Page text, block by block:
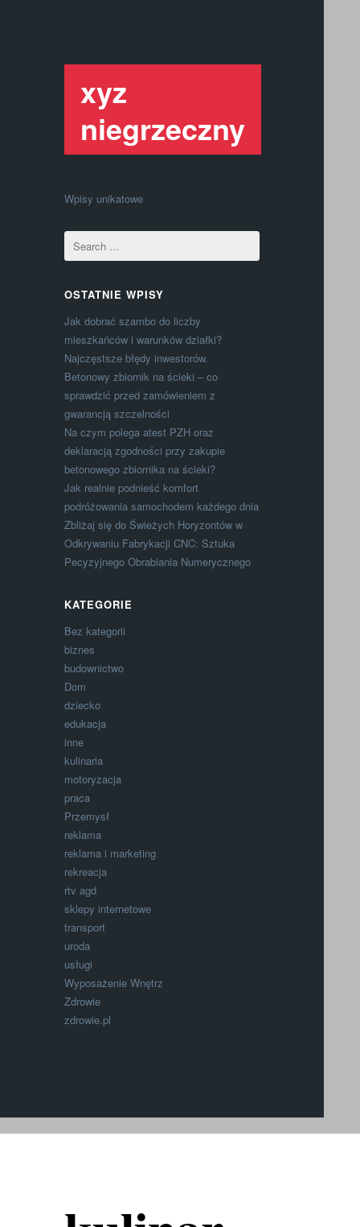
xyz
niegrzeczny
Wpisy unikatowe
OSTATNIE WPISY
Jak dobrać szambo do liczby
mieszkańców i warunków działki?
Najczęstsze błędy inwestorów.
Betonowy zbiornik na ścieki – co
sprawdzić przed zamówieniem z
gwarancją szczelności
Na czym polega atest PZH oraz
deklaracją zgodności przy zakupie
betonowego zbiornika na ścieki?
Jak realnie podnieść komfort
podróżowania samochodem każdego dnia
Zbliżaj się do Świeżych Horyzontów w
Odkrywaniu Fabrykacji CNC: Sztuka
Pecyzyjnego Obrabiania Numerycznego
KATEGORIE
Bez kategorii
biznes
budownictwo
Dom
dziecko
edukacja
inne
kulinaria
motoryzacja
praca
Przemysł
reklama
reklama i marketing
rekreacja
rtv agd
sklepy internetowe
transport
uroda
usługi
Wyposażenie Wnętrz
Zdrowie
zdrowie.pl